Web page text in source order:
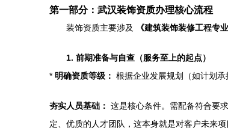
第一部分：武汉装饰资质办理核心流程
装饰资质主要涉及 《建筑装饰装修工程专
1. 前期准备与自查（服务至上的起点）
* 明确资质等级： 根据企业发展规划（如计划
夯实人员基础： 这是核心条件。需配备符合要
定、优质的人才团队，这本身就是对客户未来项